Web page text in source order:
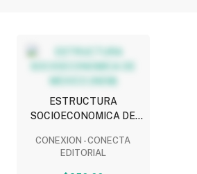
ESTRUCTURA
SOCIOECONOMICA DE
CONEXION - CONECTA
EDITORIAL